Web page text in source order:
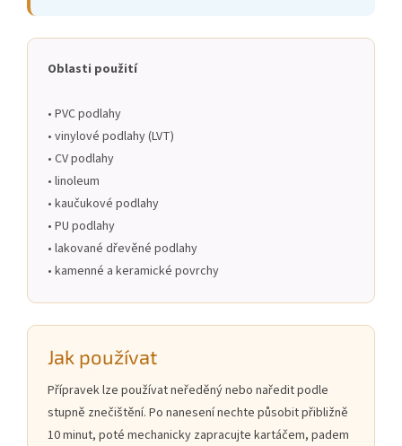
Oblasti použití
• PVC podlahy
• vinylové podlahy (LVT)
• CV podlahy
• linoleum
• kaučukové podlahy
• PU podlahy
• lakované dřevěné podlahy
• kamenné a keramické povrchy
Jak používat
Přípravek lze používat neředěný nebo naředit podle
stupně znečištění. Po nanesení nechte působit přibližně
10 minut, poté mechanicky zapracujte kartáčem, padem